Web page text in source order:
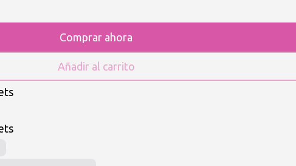
Comprar ahora
Añadir al carrito